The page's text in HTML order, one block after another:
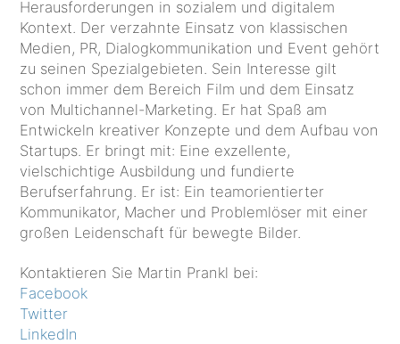
Herausforderungen in sozialem und digitalem
Kontext. Der verzahnte Einsatz von klassischen
Medien, PR, Dialogkommunikation und Event gehört
zu seinen Spezialgebieten. Sein Interesse gilt
schon immer dem Bereich Film und dem Einsatz
von Multichannel-Marketing. Er hat Spaß am
Entwickeln kreativer Konzepte und dem Aufbau von
Startups. Er bringt mit: Eine exzellente,
vielschichtige Ausbildung und fundierte
Berufserfahrung. Er ist: Ein teamorientierter
Kommunikator, Macher und Problemlöser mit einer
großen Leidenschaft für bewegte Bilder.
Kontaktieren Sie Martin Prankl bei:
Facebook
Twitter
LinkedIn